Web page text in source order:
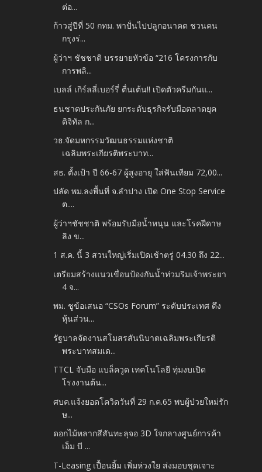
ต่อ...
ก้าวสู่ปีที่ 50 กทม. พาปั่นไปปลูกอนาคต ชวนคน
กรุงร่...
ผู้ว่าฯ ชัชชาติ บรรยายหัวข้อ “216 โครงการกับ
การพลิ...
เบลล์ เกิร์ลลี่เบอร์รี่ ตื่นเต้น!! เปิดตัวครีมกันแ...
ธนชาตประกันภัย ยกระดับธุรกิจรับมือตลาดยุค
ดิจิทัล ก...
วธ.จัดมหกรรมวัฒนธรรมแห่งชาติ
เฉลิมพระเกียรติพระบาท...
สธ. ตั้งเป้า ปี 66-67 ผู้สูงอายุ ใส่ฟันเทียม 72,00...
ปลัด พม.ลงพื้นที่ จ.ลำปาง เปิด One Stop Service
ต....
ผู้ว่าฯชัชชาติ พร้อมรับมือน้ำหนุน และโรคฝีดาษ
ลิง ข...
1 ส.ค. นี้ 3 สวนใหญ่เริ่มเปิดเช้าตรู่ 04.30 ถึง 22...
เตรียมสร้างแนวเขื่อนป้องกันน้ำท่วมริมเจ้าพระยา
4 จ...
พม. ชูข้อเสนอ “CSOs Forum” ระดับประเทศ ดึง
หุ้นส่วน...
รัฐบาลจัดงานสโมสรสันนิบาตเฉลิมพระเกียรติ
พระบาทสมเด...
TTCL จับมือ แบล็ควูด เทคโนโลยี ทุ่มงบเปิด
โรงงานต้น...
ศบค.แจ้งยอดโควิดวันที่ 29 ก.ค.65 พบผู้ป่วยใหม่รัก
ษ...
ดอกไม้หลากสีสันทะลุจอ 3D ใจกลางศูนย์การค้า
เอ็ม บี ...
T-Leasing เปื้อนยิ้ม เพิ่มห่วงใย ส่งมอบชุดเจาะ